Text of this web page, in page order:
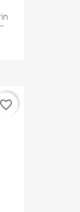
favorite_border